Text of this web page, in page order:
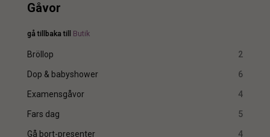
Gåvor
gå tillbaka till Butik
Bröllop 2
Dop & babyshower 6
Examensgåvor 4
Fars dag 5
Gå bort-presenter 4